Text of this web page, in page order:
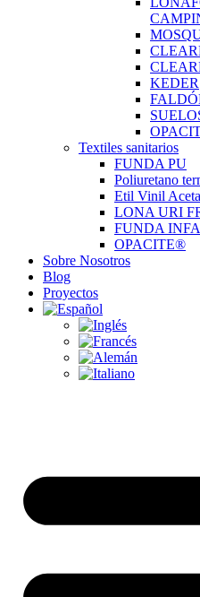
KEDER
Textiles sanitarios
FUNDA PU
Poliuretano
Etil Vinil
LONA URI
FUNDA
OPACITE®
Sobre Nosotros
Blog
Proyectos